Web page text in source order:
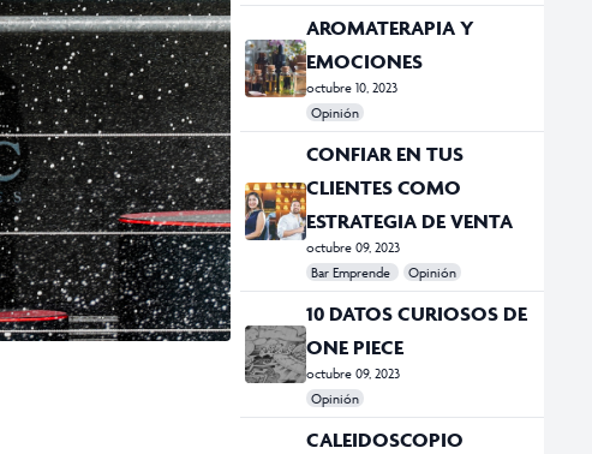
#Bar Emprende
#CDMX
#Ciudad
AROMATERAPIA Y
EMOCIONES
octubre 10, 2023
Opinión
#Opinión
CONFIAR EN TUS
CLIENTES COMO
ESTRATEGIA DE VENTA
octubre 09, 2023
Bar Emprende
Opinión
#Academia Esgrima México
#Ciudad
#Emprendedor
#india
#Opinión
#UnDosTres
10 DATOS CURIOSOS DE
ONE PIECE
octubre 09, 2023
Opinión
#anime
#Dragon Ball Z
#L de Logar
#Naruto
#One Piece
#Opinión
CALEIDOSCOPIO